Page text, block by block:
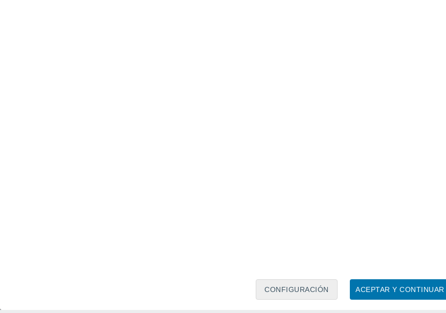
ACEPTAR Y CONTINUAR
CONFIGURACIÓN